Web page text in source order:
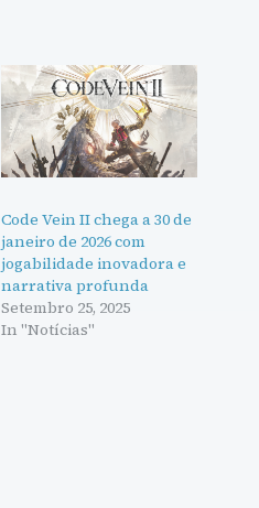
Code Vein II chega a 30 de
janeiro de 2026 com
jogabilidade inovadora e
narrativa profunda
Setembro 25, 2025
In "Notícias"